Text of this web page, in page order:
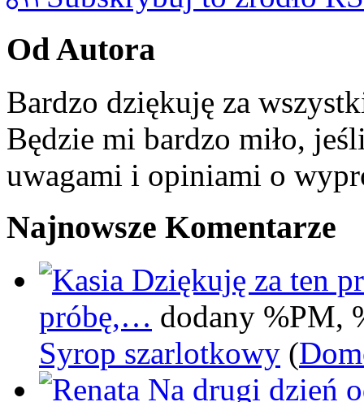
Od Autora
Bardzo dziękuję za
Będzie mi bardzo miło,
uwagami i opiniami o
Najnowsze Komentarze
Dziękuję za ten
próbę,… dodany %PM,
Syrop szarlotkowy (
Na drugi dzień